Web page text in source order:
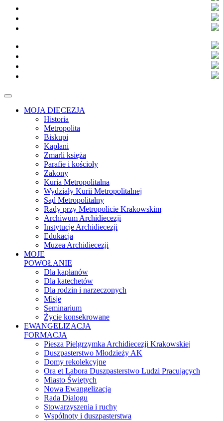
MOJA DIECEZJA
Historia
Metropolita
Biskupi
Kapłani
Zmarli księża
Parafie i kościoły
Zakony
Kuria Metropolitalna
Wydziały Kurii Metropolitalnej
Sąd Metropolitalny
Rady przy Metropolicie Krakowskim
Archiwum Archidiecezji
Instytucje Archidiecezji
Edukacja
Muzea Archidiecezji
MOJE
POWOŁANIE
Dla kapłanów
Dla katechetów
Dla rodzin i narzeczonych
Misje
Seminarium
Życie konsekrowane
EWANGELIZACJA
FORMACJA
Piesza Pielgrzymka Archidiecezji Krakowskiej
Duszpasterstwo Młodzieży AK
Domy rekolekcyjne
Ora et Labora Duszpasterstwo Ludzi Pracujących
Miasto Świętych
Nowa Ewangelizacja
Rada Dialogu
Stowarzyszenia i ruchy
Wspólnoty i duszpasterstwa